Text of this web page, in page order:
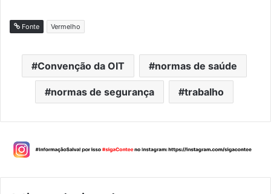
Fonte Vermelho
Convenção da OIT normas de saúde
normas de segurança trabalho